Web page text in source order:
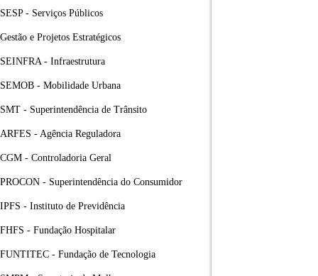
SESP - Serviços Públicos
Gestão e Projetos Estratégicos
SEINFRA - Infraestrutura
SEMOB - Mobilidade Urbana
SMT - Superintendência de Trânsito
ARFES - Agência Reguladora
CGM - Controladoria Geral
PROCON - Superintendência do Consumidor
IPFS - Instituto de Previdência
FHFS - Fundação Hospitalar
FUNTITEC - Fundação de Tecnologia